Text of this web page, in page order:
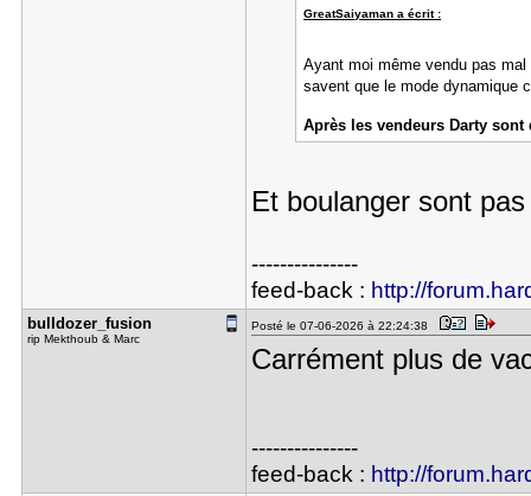
GreatSaiyaman a écrit :
Ayant moi même vendu pas
savent que le mode dynamique
Après les vendeurs Darty
Et boulanger sont
---------------
feed-back : http://
bulldozer_​fusion
rip Mekthoub & Marc
Posté le 07-06-2026 à 22:24:38
Carrément plus de
---------------
feed-back : http://